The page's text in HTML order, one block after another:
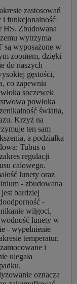
zastosowań
i funkcjonalność
HS. Zbudowana
wytrzyma
są wyposażone w
zoomem, dzięki
do naszych
gęstości,
co zapewnia
soczewek
powłoka
światła,
Krzyż na
ten sam
a podziałka
Tubus o
regulacji
calowego.
lunety oraz
- zbudowana
bardziej
-
wilgoci,
lunety w
- wypełnienie
temperatur.
i
ulegała
oznacza